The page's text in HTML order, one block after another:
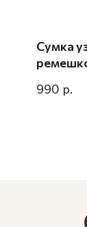
Сумка
990 р.